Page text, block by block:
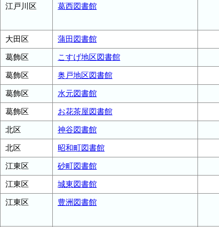
江戸川区 葛西図書館
大田区 蒲田図書館
葛飾区 こすげ地区図書館
葛飾区 奥戸地区図書館
葛飾区 水元図書館
葛飾区 お花茶屋図書館
北区 神谷図書館
北区 昭和町図書館
江東区 砂町図書館
江東区 城東図書館
江東区 豊洲図書館